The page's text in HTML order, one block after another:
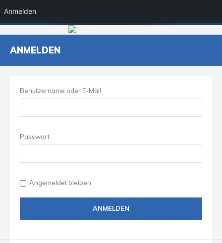
ANMELDEN
Benutzername oder E-Mail
Passwort
Angemeldet bleiben
Anmelden